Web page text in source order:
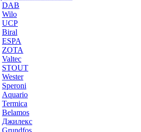
DAB
Wilo
UCP
Biral
ESPA
ZOTA
Valtec
STOUT
Wester
Speroni
Aquario
Termica
Belamos
Джилекс
Grundfos